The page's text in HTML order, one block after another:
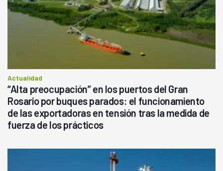
Actualidad
“Alta preocupación” en los puertos del Gran
Rosario por buques parados: el funcionamiento
de las exportadoras en tensión tras la medida de
fuerza de los prácticos